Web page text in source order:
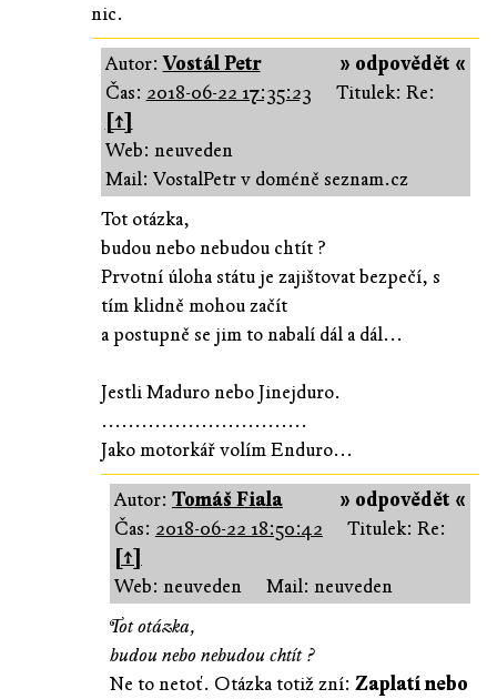
nic.
» odpovědět «
Autor:Vostál Petr
Čas: 2018-06-22 17:35:23
Titulek: Re:
[↑]
Web: neuveden
Mail: VostalPetr v doméně seznam.cz
Tot otázka,
budou nebo nebudou chtít ?
Prvotní úloha státu je zajištovat bezpečí, s
tím klidně mohou začít
a postupně se jim to nabalí dál a dál...
Jestli Maduro nebo Jinejduro.
...............................
Jako motorkář volím Enduro...
» odpovědět «
Autor: Tomáš Fiala
Čas: 2018-06-22 18:50:42
Titulek: Re:
[↑]
Web: neuveden
Mail: neuveden
Tot otázka,
budou nebo nebudou chtít ?
Ne to netoť. Otázka totiž zní: Zaplatí nebo